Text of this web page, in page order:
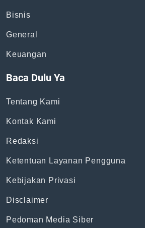
Bisnis
General
Keuangan
Baca Dulu Ya
Tentang Kami
Kontak Kami
Redaksi
Ketentuan Layanan Pengguna
Kebijakan Privasi
Disclaimer
Pedoman Media Siber